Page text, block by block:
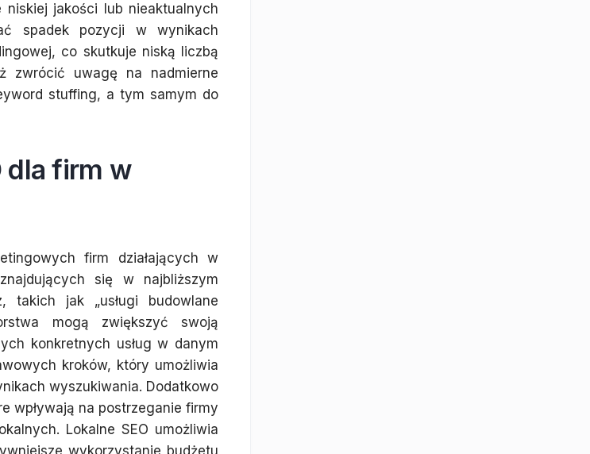
niskiej jakości lub nieaktualnych
spadek pozycji w wynikach
co skutkuje niską liczbą
zwrócić uwagę na nadmierne
stuffing, a tym samym do
dla firm w
firm działających w
się w najbliższym
takich jak „usługi budowlane
mogą zwiększyć swoją
konkretnych usług w danym
kroków, który umożliwia
wyszukiwania. Dodatkowo
wpływają na postrzeganie firmy
Lokalne SEO umożliwia
wykorzystanie budżetu